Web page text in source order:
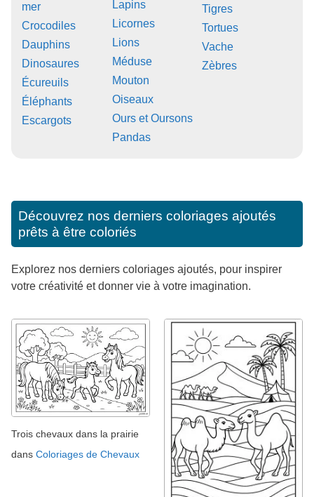
mer
Crocodiles
Dauphins
Dinosaures
Écureuils
Éléphants
Escargots
Lapins
Licornes
Lions
Méduse
Mouton
Oiseaux
Ours et Oursons
Pandas
Tigres
Tortues
Vache
Zèbres
Découvrez nos derniers coloriages ajoutés
prêts à être coloriés
Explorez nos derniers coloriages ajoutés, pour inspirer
votre créativité et donner vie à votre imagination.
Trois chevaux dans la prairie
dans Coloriages de Chevaux